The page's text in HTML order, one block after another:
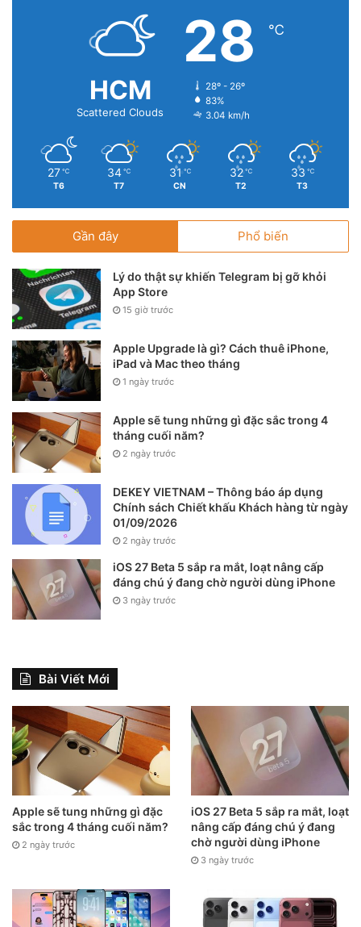
HCM
Scattered Clouds
28 ℃
28º - 26º
83%
3.04 km/h
27 ℃
T6
34 ℃
T7
31 ℃
CN
32 ℃
T2
33 ℃
T3
Gần đây Phổ biến
Lý do thật sự khiến Telegram bị gỡ khỏi
App Store
15 giờ trước
Apple Upgrade là gì? Cách thuê iPhone,
iPad và Mac theo tháng
1 ngày trước
Apple sẽ tung những gì đặc sắc trong 4
tháng cuối năm?
2 ngày trước
DEKEY VIETNAM – Thông báo áp dụng
Chính sách Chiết khấu Khách hàng từ ngày
01/09/2026
2 ngày trước
iOS 27 Beta 5 sắp ra mắt, loạt nâng cấp
đáng chú ý đang chờ người dùng iPhone
3 ngày trước
Bài Viết Mới
Apple sẽ tung những gì đặc
sắc trong 4 tháng cuối năm?
2 ngày trước
iOS 27 Beta 5 sắp ra mắt, loạt
nâng cấp đáng chú ý đang
chờ người dùng iPhone
3 ngày trước